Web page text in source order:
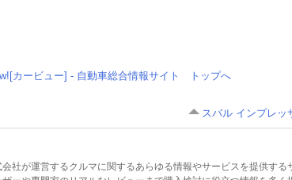
カービュー] - 自動車総合情報サイト トップへ
スバル インプレッ
社が運営するクルマに関するあらゆる情報やサービスを提供する